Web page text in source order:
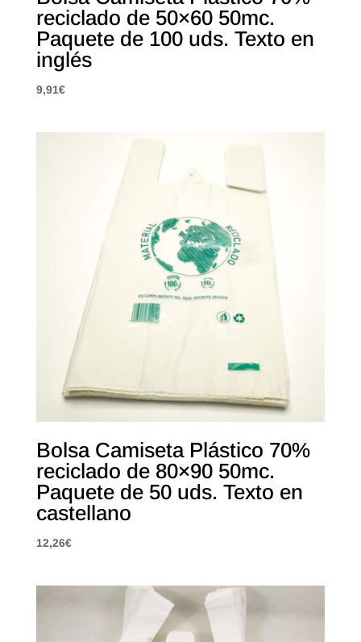
reciclado de 50×60 50mc.
Paquete de 100 uds. Texto en
inglés
9,91€
Bolsa Camiseta Plástico 70%
reciclado de 80×90 50mc.
Paquete de 50 uds. Texto en
castellano
12,26€